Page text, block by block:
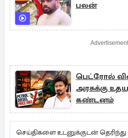
பலன்
Advertisement
பெட்ரோல்
அரசுக்கு
கண்டனம்
செய்திகளை உடனுக்குடன்